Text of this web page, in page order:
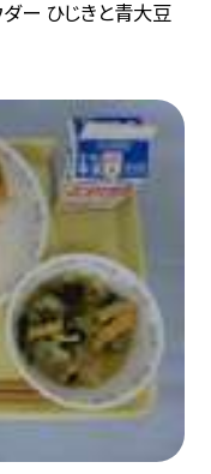
ダー ひじきと青大豆